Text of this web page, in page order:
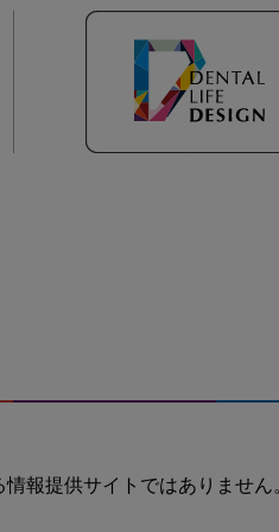
報提供サイトではありません